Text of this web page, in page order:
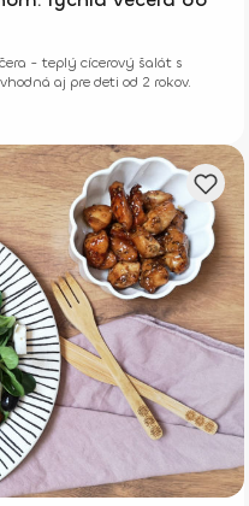
- teplý cícerový šalát s
aj pre deti od 2 rokov.